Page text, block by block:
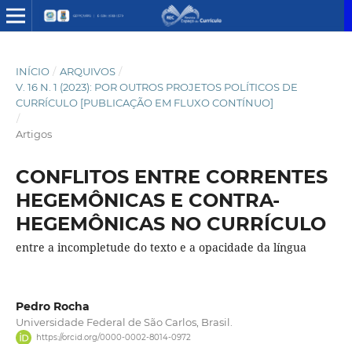
INÍCIO / ARQUIVOS /
V. 16 N. 1 (2023): POR OUTROS PROJETOS POLÍTICOS DE
CURRÍCULO [PUBLICAÇÃO EM FLUXO CONTÍNUO]
/
Artigos
CONFLITOS ENTRE CORRENTES
HEGEMÔNICAS E CONTRA-
HEGEMÔNICAS NO CURRÍCULO
entre a incompletude do texto e a opacidade da língua
Pedro Rocha
Universidade Federal de São Carlos, Brasil.
https://orcid.org/0000-0002-8014-0972